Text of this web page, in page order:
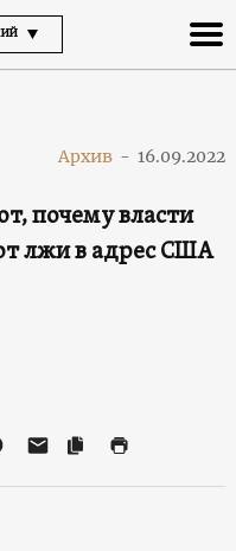
Архив - 16.09.2022
почему власти
лжи в адрес США